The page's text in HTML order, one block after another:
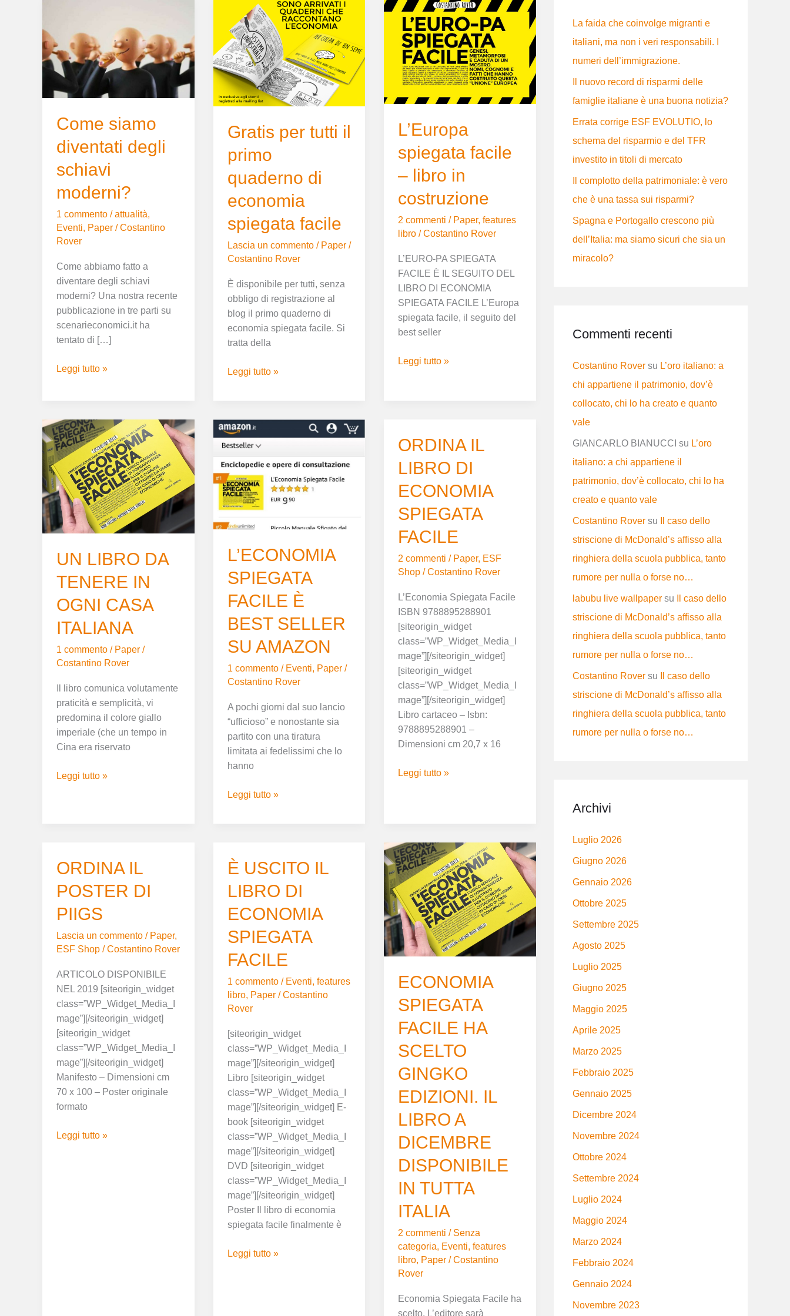
Come siamo
diventati degli
schiavi
moderni?
1 commento /attualità,
Eventi, Paper /Costantino
Rover
Come abbiamo fatto a
diventare degli schiavi
moderni? Una nostra recente
pubblicazione in tre parti su
scenarieconomici.it ha
tentato di […]
diventati
degli
schiavi
moderni?
Leggi tutto »
Gratis per tutti il
primo
quaderno di
economia
spiegata facile
Lascia un commento / Paper/
Costantino Rover
È disponibile per tutti, senza
obbligo di registrazione al
blog il primo quaderno di
economia spiegata facile. Si
tratta della
per
tutti
il
primo
quaderno
di
economia
facile
Leggi tutto »
L’Europa
spiegata facile
– libro in
costruzione
2 commenti / Paper,features
libro /Costantino Rover
L’EURO-PA SPIEGATA
FACILE È IL SEGUITO DEL
LIBRO DI ECONOMIA
SPIEGATA FACILE L’Europa
spiegata facile, il seguito del
best seller
L’Europa
spiegata
facile
–
libro
in
Leggi tutto »
UN LIBRO DA
TENERE IN
OGNI CASA
ITALIANA
1 commento / Paper /
Costantino Rover
Il libro comunica volutamente
praticità e semplicità, vi
predomina il colore giallo
imperiale (che un tempo in
Cina era riservato
UN
LIBRO
DA
TENERE
IN
OGNI
CASA
ITALIANA
Leggi tutto »
L’ECONOMIA
SPIEGATA
FACILE È
BEST SELLER
SU AMAZON
1 commento / Eventi, Paper/
Costantino Rover
A pochi giorni dal suo lancio
“ufficioso” e nonostante sia
partito con una tiratura
limitata ai fedelissimi che lo
hanno
L’ECONOMIA
SPIEGATA
FACILE
È
BEST
SELLER
AMAZON
Leggi tutto »
ORDINA IL
LIBRO DI
ECONOMIA
SPIEGATA
FACILE
2 commenti / Paper, ESF
Shop /Costantino Rover
L’Economia Spiegata Facile
ISBN 9788895288901
[siteorigin_widget
class=”WP_Widget_Media_I
mage”][/siteorigin_widget]
[siteorigin_widget
class=”WP_Widget_Media_I
mage”][/siteorigin_widget]
Libro cartaceo – Isbn:
9788895288901 –
Dimensioni cm 20,7 x 16
ORDINA
LIBRO
DI
ECONOMIA
SPIEGATA
FACILE
Leggi tutto »
ORDINA IL
POSTER DI
PIIGS
Lascia un commento / Paper,
ESF Shop /Costantino Rover
ARTICOLO DISPONIBILE
NEL 2019 [siteorigin_widget
class=”WP_Widget_Media_I
mage”][/siteorigin_widget]
[siteorigin_widget
class=”WP_Widget_Media_I
mage”][/siteorigin_widget]
Manifesto – Dimensioni cm
70 x 100 – Poster originale
formato
ORDINA
POSTER
DI
PIIGS
Leggi tutto »
È USCITO IL
LIBRO DI
ECONOMIA
SPIEGATA
FACILE
1 commento / Eventi, features
libro, Paper/Costantino
Rover
[siteorigin_widget
class=”WP_Widget_Media_I
mage”][/siteorigin_widget]
Libro [siteorigin_widget
class=”WP_Widget_Media_I
mage”][/siteorigin_widget] E-
book [siteorigin_widget
class=”WP_Widget_Media_I
mage”][/siteorigin_widget]
DVD [siteorigin_widget
class=”WP_Widget_Media_I
mage”][/siteorigin_widget]
Poster Il libro di economia
spiegata facile finalmente è
È
LIBRO
DI
ECONOMIA
SPIEGATA
FACILE
Leggi tutto »
ECONOMIA
SPIEGATA
FACILE HA
SCELTO
GINGKO
EDIZIONI. IL
LIBRO A
DICEMBRE
DISPONIBILE
IN TUTTA
ITALIA
2 commenti / Senza
categoria, Eventi,features
libro, Paper /Costantino
Rover
Economia Spiegata Facile ha
scelto. L’editore sarà
ECONOMIA
SPIEGATA
FACILE
HA
SCELTO
GINGKO
EDIZIONI.
IL
A
DISPONIBILE
IN
ITALIA
La faida che coinvolge migranti e
italiani, ma non i veri responsabili. I
numeri dell’immigrazione.
Il nuovo record di risparmi delle
famiglie italiane è una buona notizia?
Errata corrige ESF EVOLUTIO, lo
schema del risparmio e del TFR
investito in titoli di mercato
Il complotto della patrimoniale: è vero
che è una tassa sui risparmi?
Spagna e Portogallo crescono più
dell’Italia: ma siamo sicuri che sia un
miracolo?
Commenti recenti
Costantino Rover su L’oro italiano: a
chi appartiene il patrimonio, dov’è
collocato, chi lo ha creato e quanto
vale
GIANCARLO BIANUCCI su L’oro
italiano: a chi appartiene il
patrimonio, dov’è collocato, chi lo ha
creato e quanto vale
Costantino Rover su
Il caso dello
striscione di McDonald’s affisso alla
ringhiera della scuola pubblica, tanto
rumore per nulla o forse no…
labubu live wallpaper su
Il caso dello
striscione di McDonald’s affisso alla
ringhiera della scuola pubblica, tanto
rumore per nulla o forse no…
Costantino Rover su
Il caso dello
striscione di McDonald’s affisso alla
ringhiera della scuola pubblica, tanto
rumore per nulla o forse no…
Archivi
Luglio 2026
Giugno 2026
Gennaio 2026
Ottobre 2025
Settembre 2025
Agosto 2025
Luglio 2025
Giugno 2025
Maggio 2025
Aprile 2025
Marzo 2025
Febbraio 2025
Gennaio 2025
Dicembre 2024
Novembre 2024
Ottobre 2024
Settembre 2024
Luglio 2024
Maggio 2024
Marzo 2024
Febbraio 2024
Gennaio 2024
Novembre 2023